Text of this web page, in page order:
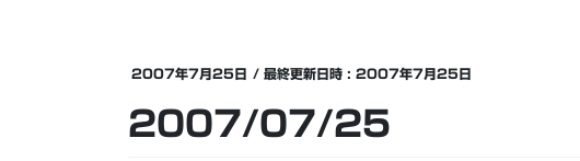
2007年7月25日 / 最終更新日時 : 2007年7月25日
2007/07/25